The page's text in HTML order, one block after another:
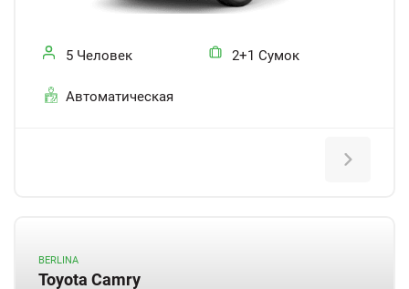
5 Человек 2+1 Сумок
Автоматическая
BERLINA
Toyota Camry